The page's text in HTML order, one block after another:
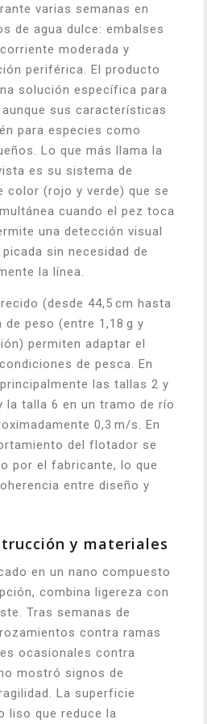
varias semanas en
de agua dulce: embalses
moderada y
periférica. El producto
solución específica para
sus características
para especies como
Lo que más llama la
es su sistema de
color (rojo y verde) que se
cuando el pez toca
una detección visual
sin necesidad de
la línea.
(desde 44,5 cm hasta
de peso (entre 1,18 g y
permiten adaptar el
de pesca. En
las tallas 2 y
la talla 6 en un tramo de río
0,3 m/s. En
del flotador se
por el fabricante, lo que
entre diseño y
y materiales
en un nano compuesto
combina ligereza con
Tras semanas de
contra ramas
ocasionales contra
mostró signos de
La superficie
liso que reduce la